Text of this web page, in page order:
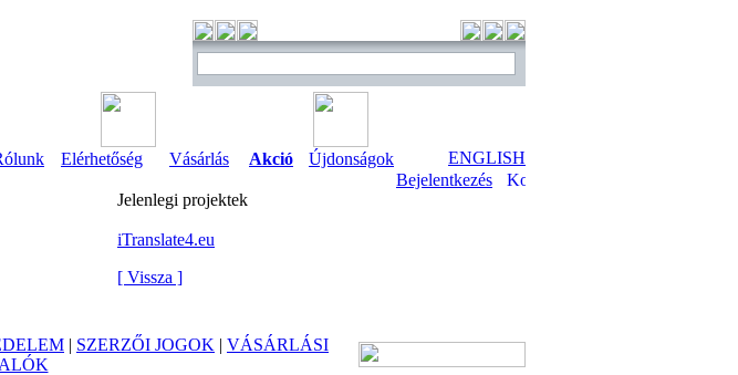
Elérhetőség Vásárlás Akció Újdonságok
ENGLISH
Bejelentkezés
Jelenlegi projektek
iTranslate4.eu
[ Vissza ]
| SZERZŐI JOGOK | VÁSÁRLÁSI